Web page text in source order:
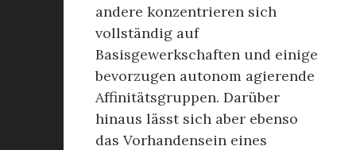
andere konzentrieren sich
vollständig auf
Basisgewerkschaften und einige
bevorzugen autonom agierende
Affinitätsgruppen. Darüber
hinaus lässt sich aber ebenso
das Vorhandensein eines